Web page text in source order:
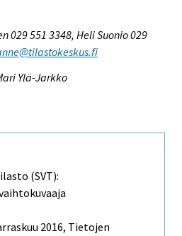
029 551 3348, Heli Suonio 029
Ylä-Jarkko
(SVT):
2016, Tietojen